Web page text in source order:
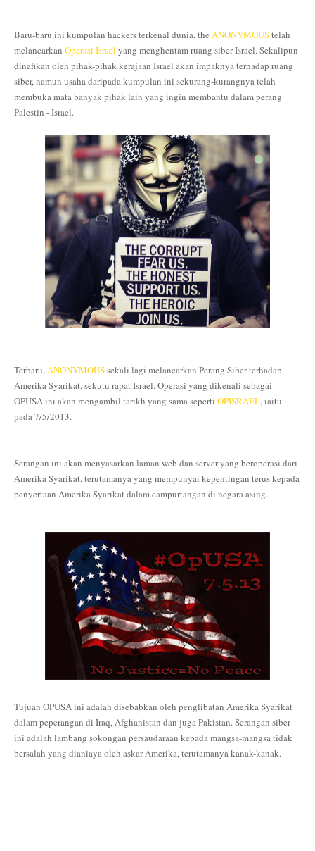
Baru-baru ini kumpulan hackers terkenal dunia, the ANONYMOUStelah
melancarkan Operasi Israel yang menghentam ruang siber Israel. Sekalipun
dinafikan oleh pihak-pihak kerajaan Israel akan impaknya terhadap ruang
siber, namun usaha daripada kumpulan ini sekurang-kurangnya telah
membuka mata banyak pihak lain yang ingin membantu dalam perang
Palestin - Israel.
Terbaru,ANONYMOUSsekali lagi melancarkan Perang Siber terhadap
Amerika Syarikat, sekutu rapat Israel. Operasi yang dikenali sebagai
OPUSA ini akan mengambil tarikh yang sama seperti OPISRAEL, iaitu
pada 7/5/2013.
Serangan ini akan menyasarkan laman web dan server yang beroperasi dari
Amerika Syarikat, terutamanya yang mempunyai kepentingan terus kepada
penyertaan Amerika Syarikat dalam campurtangan di negara asing.
Tujuan OPUSA ini adalah disebabkan oleh penglibatan Amerika Syarikat
dalam peperangan di Iraq, Afghanistan dan juga Pakistan. Serangan siber
ini adalah lambang sokongan persaudaraan kepada mangsa-mangsa tidak
bersalah yang dianiaya oleh askar Amerika, terutamanya kanak-kanak.